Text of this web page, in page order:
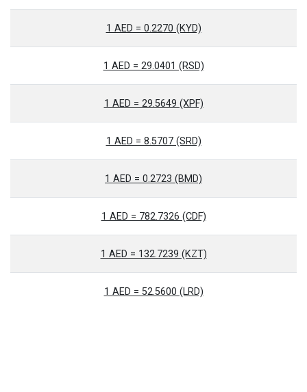
1 AED = 0.2270 (KYD)
1 AED = 29.0401 (RSD)
1 AED = 29.5649 (XPF)
1 AED = 8.5707 (SRD)
1 AED = 0.2723 (BMD)
1 AED = 782.7326 (CDF)
1 AED = 132.7239 (KZT)
1 AED = 52.5600 (LRD)